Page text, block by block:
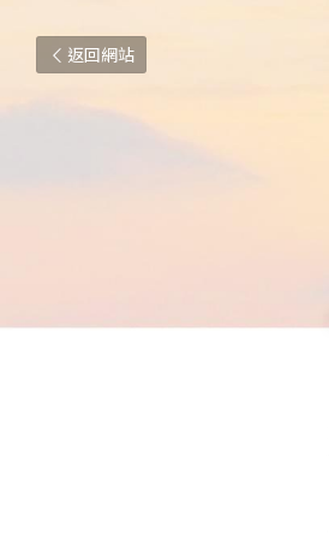
返回網站